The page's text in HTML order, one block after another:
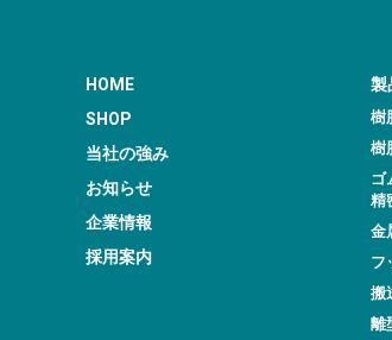
HOME
SHOP
当社の強み
お知らせ
企業情報
採用案内
製
樹
樹
ゴ
精
金
フ
搬
離